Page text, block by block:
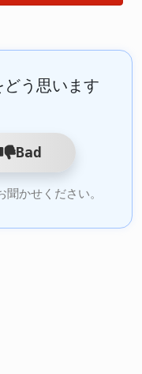
う思います
Bad
かせください。